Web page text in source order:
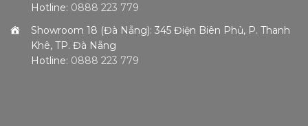
Hotline: 0888 223 779
Showroom 18 (Đà Nẵng): 345 Điện Biên Phủ, P. Thanh
Khê, TP. Đà Nẵng
Hotline: 0888 223 779